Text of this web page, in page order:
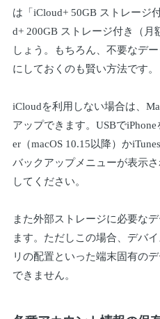
は「iCloud+ 50GB ストレージ
d+ 200GB ストレージ付き（
しょう。もちろん、不要なデ
にしておくのも賢い方法です。
iCloudを利用しない場合は、
アップできます。USBで
er（macOS 10.15以降）か
バックアップメニューが表示
してください。
また外部ストレージに必要な
ます。ただしこの場合、デバ
リの配置といった端末固有の
できません。